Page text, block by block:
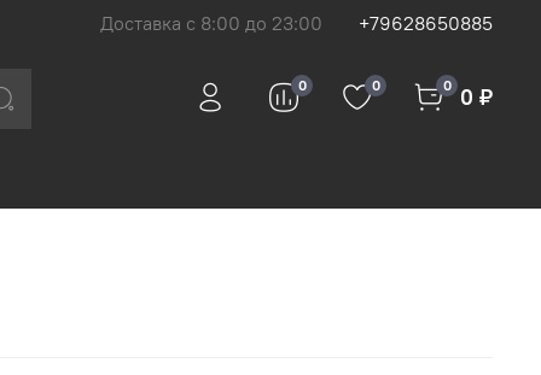
Доставка с 8:00 до 23:00 +79628650885
0 0 0 0 ₽